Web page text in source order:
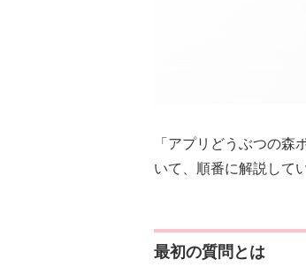
「アプリどうぶつの
いて、順番に解説して
最初の質問とは